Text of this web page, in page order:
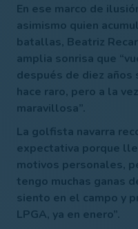
En ese marco de
asimismo quien
batallas, Beatriz
amplia sonrisa que
después de diez años
hace raro, pero a la
maravillosa”.
La golfista navarra
expectativa porque
motivos personales,
tengo muchas ganas
siento en el campo y
LPGA, ya en enero”.